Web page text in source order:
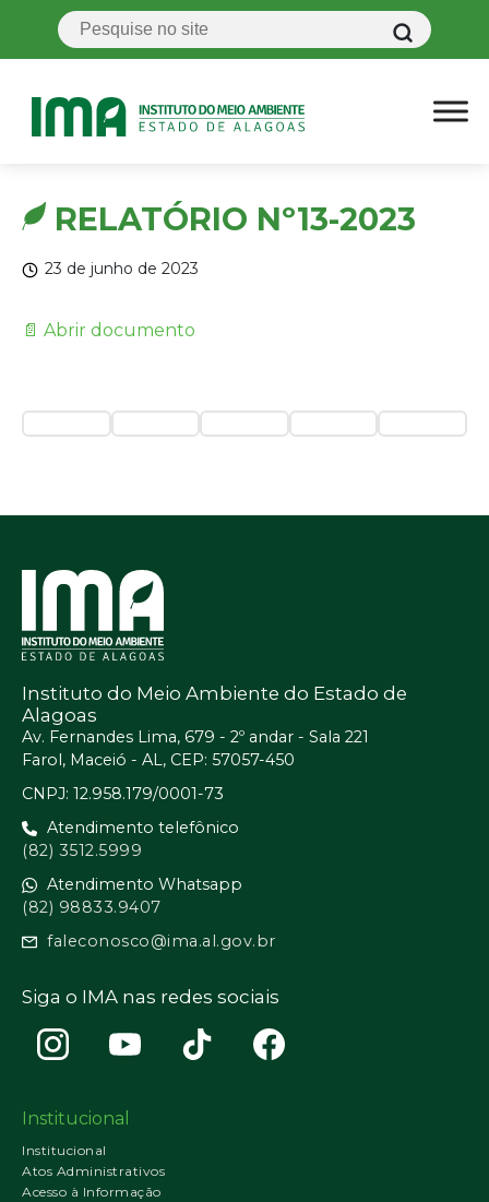
RELATÓRIO Nº13-2023
23 de junho de 2023
📄 Abrir documento
Instituto do Meio Ambiente do Estado de
Alagoas
Av. Fernandes Lima, 679 - 2º andar - Sala 221
Farol, Maceió - AL, CEP: 57057-450
CNPJ: 12.958.179/0001-73
Atendimento telefônico
(82) 3512.5999
Atendimento Whatsapp
(82) 98833.9407
faleconosco@ima.al.gov.br
Siga o IMA nas redes sociais
Institucional
Institucional
Atos Administrativos
Acesso à Informação